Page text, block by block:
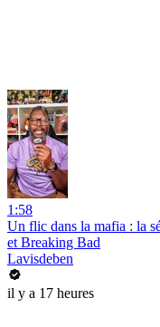
1:58
Un flic dans la mafia : la
et Breaking Bad
Lavisdeben
il y a 17 heures